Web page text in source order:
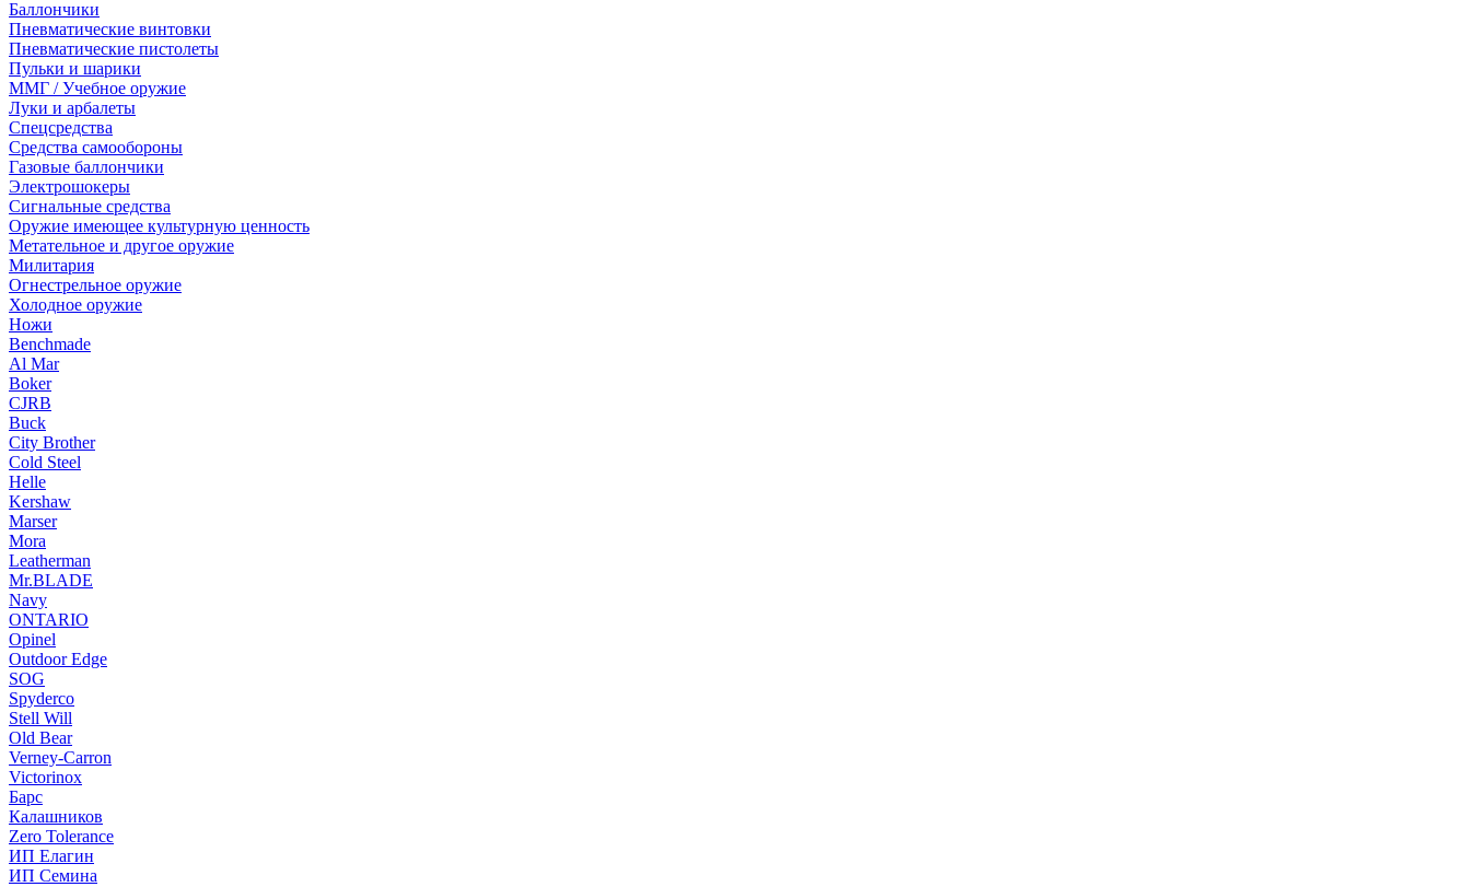
Баллончики
Пневматические винтовки
Пневматические пистолеты
Пульки и шарики
ММГ / Учебное оружие
Луки и арбалеты
Спецсредства
Средства самообороны
Газовые баллончики
Электрошокеры
Сигнальные средства
Оружие имеющее культурную ценность
Метательное и другое оружие
Милитария
Огнестрельное оружие
Холодное оружие
Ножи
Benchmade
Al Mar
Boker
CJRB
Buck
City Brother
Cold Steel
Helle
Kershaw
Marser
Mora
Leatherman
Mr.BLADE
Navy
ONTARIO
Opinel
Outdoor Edge
SOG
Spyderco
Stell Will
Old Bear
Verney-Carron
Victorinox
Барс
Калашников
Zero Tolerance
ИП Елагин
ИП Семина